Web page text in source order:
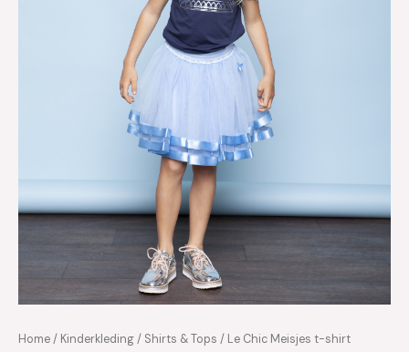
Home/ Kinderkleding/ Shirts & Tops / Le Chic Meisjes t-shirt